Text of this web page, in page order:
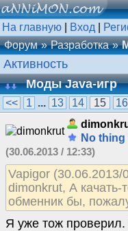
На главную Вход
Форум
Разработка
Активность
Моды Java-игр
<< 1 ... 13 14 15 16
No
(30.06.2013 / 12:33)
Vapigor (30.06.2013/
dimonkrut, А качать-
обменник бы,
Я уже тож проверил.